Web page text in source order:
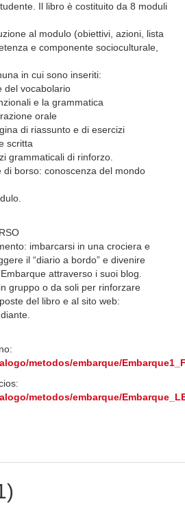
Il libro è costituito da 8 moduli
al modulo (obiettivi, azioni, lista
e componente socioculturale,
in cui sono inseriti:
del vocabolario
e la grammatica
orale
di riassunto e di esercizi
scritta
grammaticali di rinforzo.
di borso: conoscenza del mondo
imbarcarsi in una crociera e
il “diario a bordo” e divenire
attraverso i suoi blog.
gruppo o da soli per rinforzare
del libro e al sito web:
metodos/embarque/
metodos/embarque/